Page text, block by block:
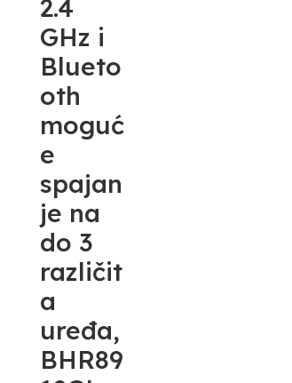
2.4
GHz i
Blueto
oth
moguć
e
spajan
je na
do 3
različit
a
uređa,
BHR89